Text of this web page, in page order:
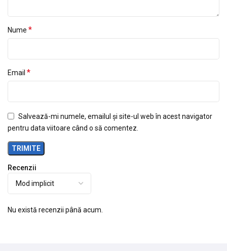
Recenzii
Nu există recenzii până acum.
Nume *
Email *
Salvează-mi numele, emailul și site-ul web în acest navigator
pentru data viitoare când o să comentez.